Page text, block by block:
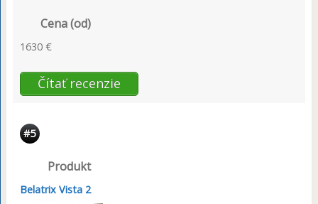
Cena (od)
1630 €
Čítať recenzie
#5
Produkt
Belatrix Vista 2